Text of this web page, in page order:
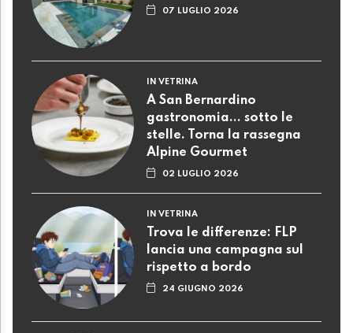
07 LUGLIO 2026
IN VETRINA
A San Bernardino
gastronomia... sotto le
stelle. Torna la rassegna
Alpine Gourmet
02 LUGLIO 2026
IN VETRINA
Trova le differenze: FLP
lancia una campagna sul
rispetto a bordo
24 GIUGNO 2026